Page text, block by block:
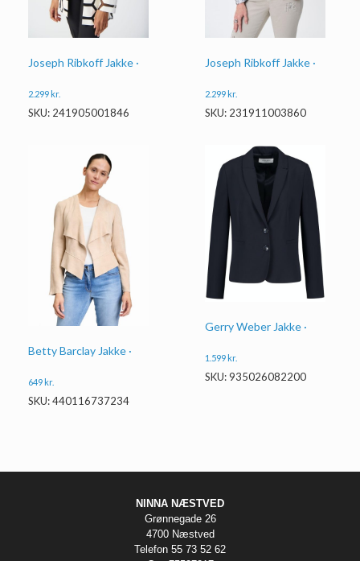
Joseph Ribkoff Jakke ·
2.299 kr.
SKU: 241905001846
Joseph Ribkoff Jakke ·
2.299 kr.
SKU: 231911003860
Betty Barclay Jakke ·
649 kr.
SKU: 440116737234
Gerry Weber Jakke ·
1.599kr.
SKU: 935026082200
NINNA NÆSTVED
Grønnegade 26
4700 Næstved
Telefon 55 73 52 62